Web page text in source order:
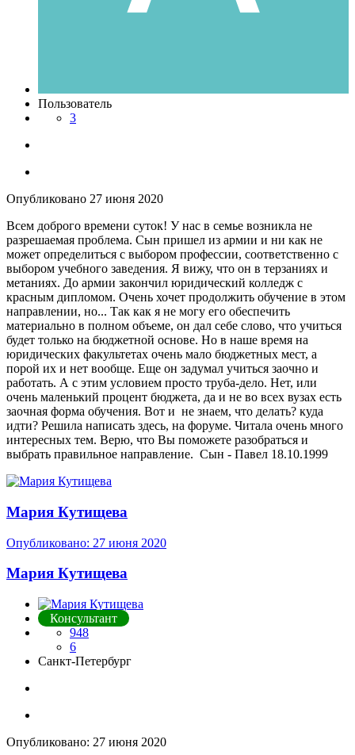
Пользователь
3
Опубликовано 27 июня 2020
Всем доброго времени суток! У нас в семье возникла не
разрешаемая проблема. Сын пришел из армии и ни как не
может определиться с выбором профессии, соответственно с
выбором учебного заведения. Я вижу, что он в терзаниях и
метаниях. До армии закончил юридический колледж с
красным дипломом. Очень хочет продолжить обучение в этом
направлении, но... Так как я не могу его обеспечить
материально в полном объеме, он дал себе слово, что учиться
будет только на бюджетной основе. Но в наше время на
юридических факультетах очень мало бюджетных мест, а
порой их и нет вообще. Еще он задумал учиться заочно и
работать. А с этим условием просто труба-дело. Нет, или
очень маленький процент бюджета, да и не во всех вузах есть
заочная форма обучения. Вот и не знаем, что делать? куда
идти? Решила написать здесь, на форуме. Читала очень много
интересных тем. Верю, что Вы поможете разобраться и
выбрать правильное направление. Сын - Павел 18.10.1999
Мария Кутищева
Опубликовано: 27 июня 2020
Мария Кутищева
Консультант
948
6
Санкт-Петербург
Опубликовано: 27 июня 2020